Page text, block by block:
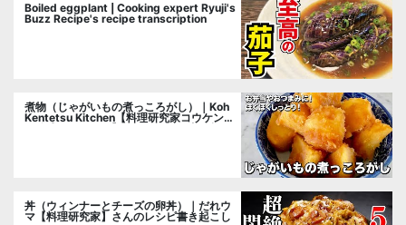
Boiled eggplant | Cooking expert Ryuji's
Buzz Recipe's recipe transcription
煮物（じゃがいもの煮っころがし）｜Koh
Kentetsu Kitchen【料理研究家コウケンテ
丼（ウィンナーとチーズの卵丼）｜だれウ
マ【料理研究家】さんのレシピ書き起こし